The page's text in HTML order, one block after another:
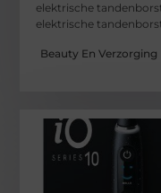
elektrische
elektrische
Beauty En Verzorging